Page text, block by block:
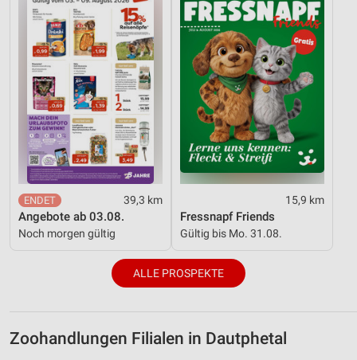
39,3 km
Angebote ab 03.08.
Noch morgen gültig
15,9 km
Fressnapf Friends
Gültig bis Mo. 31.08.
ALLE PROSPEKTE
Zoohandlungen Filialen in Dautphetal